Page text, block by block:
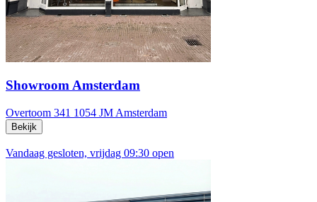
Showroom Amsterdam
Overtoom 341 1054 JM Amsterdam
Bekijk
Vandaag gesloten, vrijdag 09:30 open